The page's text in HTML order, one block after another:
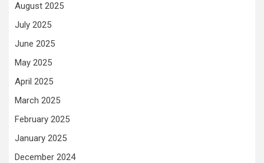
August 2025
July 2025
June 2025
May 2025
April 2025
March 2025
February 2025
January 2025
December 2024